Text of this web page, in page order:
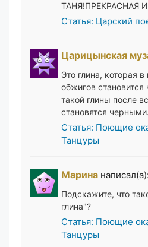
ТАНЯ!ПРЕКРАСНАЯ
Статья: Царский
Царицынская
Это глина, которая
обжигов
такой глины после
становятся
Статья: Поющие
Танцуры
Марина написал(а):
Подскажите, что
глина"?
Статья: Поющие
Танцуры